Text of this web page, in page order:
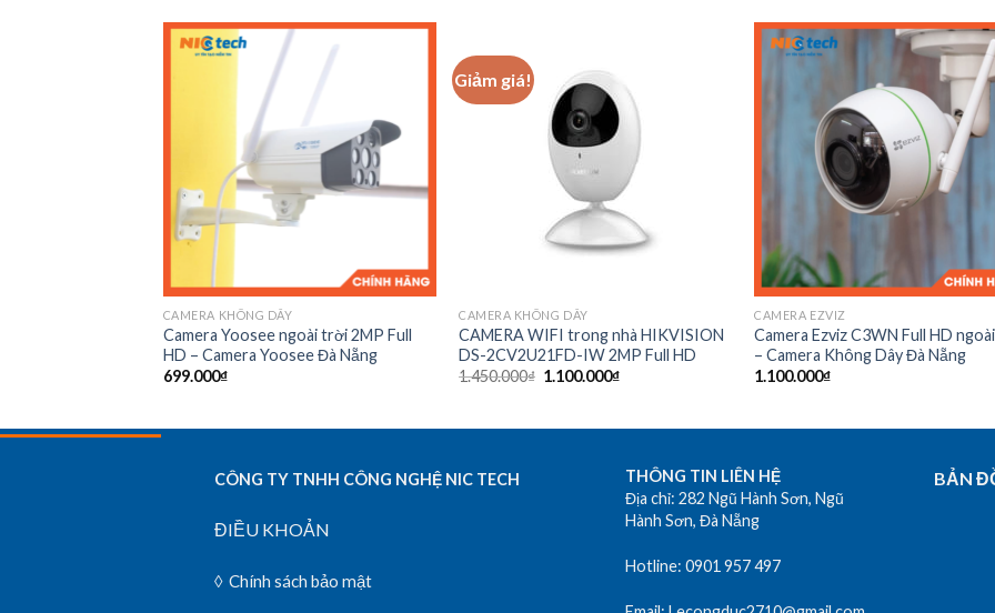
CAMERA KHÔNG DÂY
Camera Yoosee ngoài trời 2MP Full
HD – Camera Yoosee Đà Nẵng
699.000₫
Giảm giá!
CAMERA KHÔNG DÂY
CAMERA WIFI trong nhà HIKVISION
DS-2CV2U21FD-IW 2MP Full HD
1.450.000₫ 1.100.000₫
Add
CAMERA EZVIZ
Camera Ezviz C3WN Full HD
– Camera Không Dây Đà Nẵng
1.100.000₫
CÔNG TY TNHH CÔNG NGHỆ NIC TECH
ĐIỀU KHOẢN
◊ Chính sách bảo mật
THÔNG TIN LIÊN HỆ
Địa chỉ: 282 Ngũ Hành Sơn, Ngũ
Hành Sơn, Đà Nẵng
Hotline: 0901 957 497
BẢN